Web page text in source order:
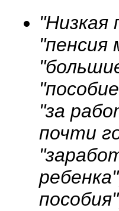
"Низкая
"пенсия
"за
почти